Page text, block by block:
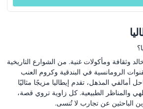
وثقافة ومأكولات غنية. من الشوارع التاريخية
الرومانسية في البندقية وكروم العنب
أمالفي المذهل، تقدم إيطاليا مزيجًا مثاليًا
والمناظر الطبيعية. كل زاوية تروي قصة،
الباحثين عن تجارب لا تُنسى.